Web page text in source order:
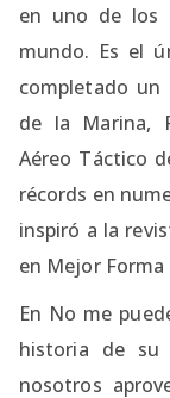
en uno de los
mundo. Es el
completado un
de la Marina,
Aéreo Táctico
récords en
inspiró a la
en Mejor Forma
En No me
historia de su
nosotros